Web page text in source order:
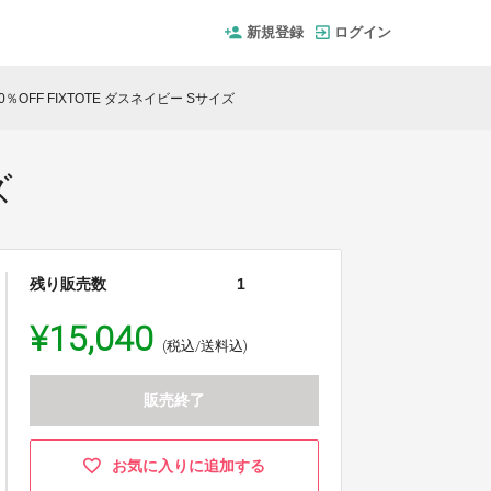
新規登録 ログイン
OFF FIXTOTE ダスネイビー Sサイズ
残り販売数 1
¥15,040 (税込/送料込)
販売終了
お気に入りに追加する